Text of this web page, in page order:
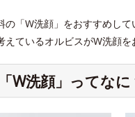
「W洗顔」をおすすめし
ているオルビスがW洗顔を
W洗顔」ってなに